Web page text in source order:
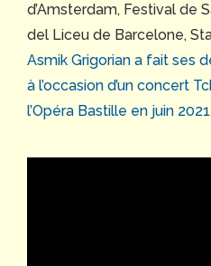
d’Amsterdam, Festival de
del Liceu de Barcelone,
Asmik Grigorian a fait ses
à l’occasion d’un concert
l’Opéra Bastille en juin 2021